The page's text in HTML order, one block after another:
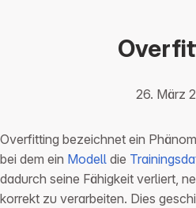
26. März
Overfitting bezeichnet ein
bei dem ein Modell die
dadurch seine Fähigkeit verliert,
korrekt zu verarbeiten. Dies